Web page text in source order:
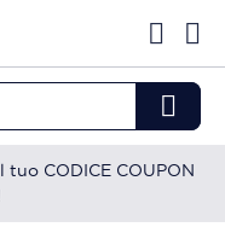
CODICE COUPON